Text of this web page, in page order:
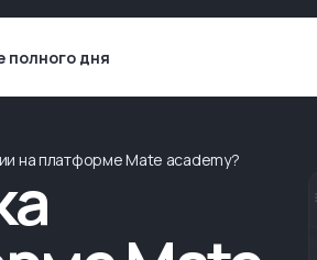
полного дня
на платформе Mate academy?